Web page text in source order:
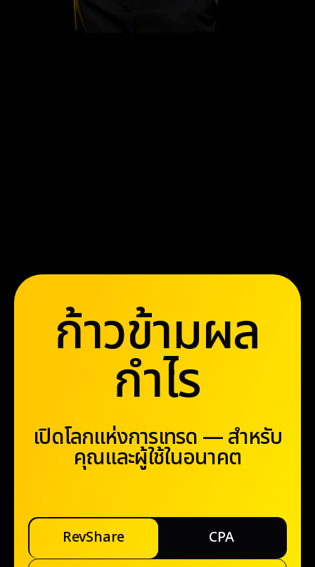
อ่านเพิ่มเติม
จากรีวิวล่าสุดของแพลตฟอร์ม พบว่า กว่า
72% ของผู้ใช้ใหม่เลือก Olymptrade ด้วย
เหตุผลด้านความง่ายในการใช้งาน ซึ่งได้รับ
การจัดอันดับสูงในด้านรายการสินทรัพย์ ตัว
ตอบแทน ในยุคที่การใช้งานผ่านมือถือเป็น
หลัก แอป Olymptrade ช่วยให้ผู้ใช้ใหม่
สามารถสมัครบัญชีและเริ่มสำรวจ
ที่ราบรื่น
ก้าวข้ามผล
กำไร
เปิดโลกแห่งการเทรด — สำหรับ
คุณและผู้ใช้ในอนาคต
RevShare
CPA